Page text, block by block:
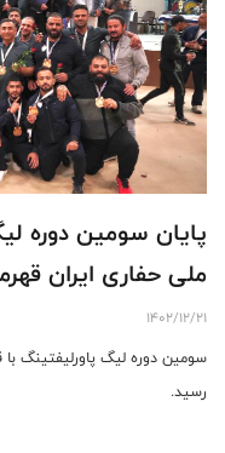
پایان سومین دوره
ملی حفاری ایران
1402/12/21
سومین دوره لیگ پاورلیفتینگ
رسید.